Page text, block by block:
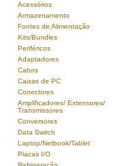
Acessórios
Armazenamento
Fontes de Alimentação
Kits/Bundles
Periféricos
Adaptadores
Cabos
Caixas de PC
Conectores
Amplificadores/ Extensores/
Transmissores
Conversores
Data Switch
Laptop/Netbook/Tablet
Placas I/O